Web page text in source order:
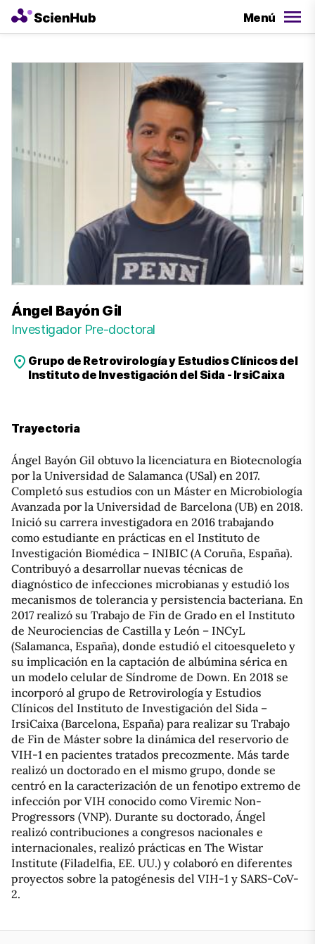
Menú
Ángel Bayón Gil
Investigador Pre-doctoral
Grupo de Retrovirología y Estudios Clínicos del
Instituto de Investigación del Sida - IrsiCaixa
Trayectoria
Ángel Bayón Gil obtuvo la licenciatura en Biotecnología
por la Universidad de Salamanca (USal) en 2017.
Completó sus estudios con un Máster en Microbiología
Avanzada por la Universidad de Barcelona (UB) en 2018.
Inició su carrera investigadora en 2016 trabajando
como estudiante en prácticas en el Instituto de
Investigación Biomédica – INIBIC (A Coruña, España).
Contribuyó a desarrollar nuevas técnicas de
diagnóstico de infecciones microbianas y estudió los
mecanismos de tolerancia y persistencia bacteriana. En
2017 realizó su Trabajo de Fin de Grado en el Instituto
de Neurociencias de Castilla y León – INCyL
(Salamanca, España), donde estudió el citoesqueleto y
su implicación en la captación de albúmina sérica en
un modelo celular de Síndrome de Down. En 2018 se
incorporó al grupo de Retrovirología y Estudios
Clínicos del Instituto de Investigación del Sida –
IrsiCaixa (Barcelona, ​​España) para realizar su Trabajo
de Fin de Máster sobre la dinámica del reservorio de
VIH-1 en pacientes tratados precozmente. Más tarde
realizó un doctorado en el mismo grupo, donde se
centró en la caracterización de un fenotipo extremo de
infección por VIH conocido como Viremic Non-
Progressors (VNP). Durante su doctorado, Ángel
realizó contribuciones a congresos nacionales e
internacionales, realizó prácticas en The Wistar
Institute (Filadelfia, EE. UU.) y colaboró ​​en diferentes
proyectos sobre la patogénesis del VIH-1 y SARS-CoV-
2.